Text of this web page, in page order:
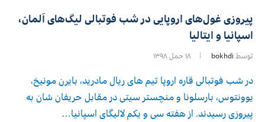
پیروزی غول‌های اروپایی در شب فوتبالی لیگ‌های آلمان،
اسپانیا و ایتالیا
توسط bokhdi ۱۸ حمل ۱۳۹۸
در شب فوتبالی قاره اروپا تیم های ریال مادرید، بایرن مونیخ،
یوونتوس، بارسلونا و منچستر سیتی در مقابل حریفان شان به
پیروزی رسیدند. از هفته سی و یکم لالیگای اسپانیا…